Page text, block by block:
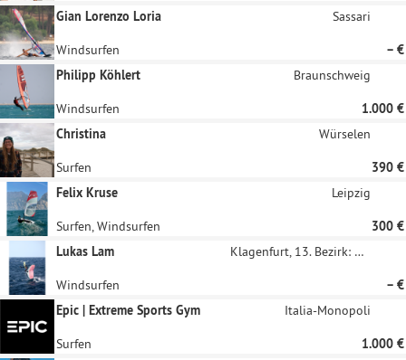
Unternehmen sichtbar
Gian Lorenzo Loria Sassari
Windsurfen
– €
Philipp Köhlert
Braunschweig
Windsurfen
1.000 €
Christina
Würselen
Surfen
390 €
Felix Kruse
Leipzig
Surfen, Windsurfen
300 €
Lukas Lam
Klagenfurt, 13. Bezirk: Viktring
Windsurfen
– €
Epic | Extreme Sports Gym
Italia-Monopoli
Surfen
1.000 €